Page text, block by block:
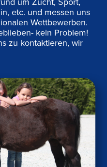
etc. und messen uns
Wettbewerben.
kein Problem!
zu kontaktieren, wir